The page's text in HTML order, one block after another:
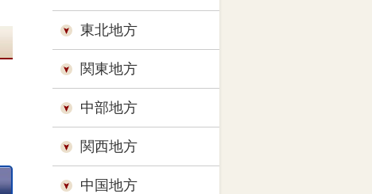
東北地方
関東地方
中部地方
関西地方
中国地方